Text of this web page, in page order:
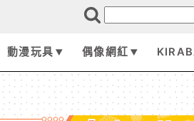
動漫玩具 偶像網紅